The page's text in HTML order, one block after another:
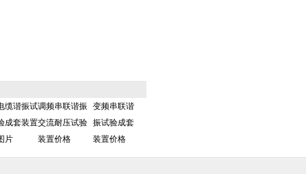
缆谐振试
成套装置
片
调频串联谐振
交流耐压试验
装置价格
变频串联谐
振试验成套
装置价格